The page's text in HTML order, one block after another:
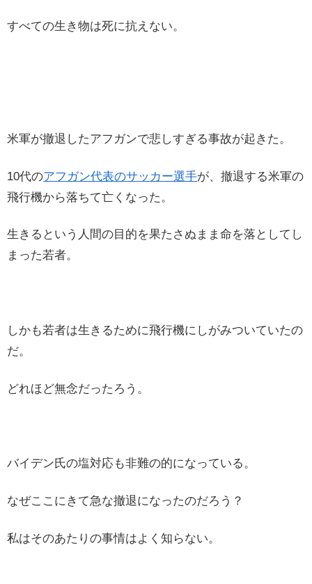
すべての生き物は死に抗えない。
米軍が撤退したアフガンで悲しすぎる事故が起きた。
10代のアフガン代表のサッカー選手が、撤退する米軍の
飛行機から落ちて亡くなった。
生きるという人間の目的を果たさぬまま命を落としてし
まった若者。
しかも若者は生きるために飛行機にしがみついていたの
だ。
どれほど無念だったろう。
バイデン氏の塩対応も非難の的になっている。
なぜここにきて急な撤退になったのだろう？
私はそのあたりの事情はよく知らない。